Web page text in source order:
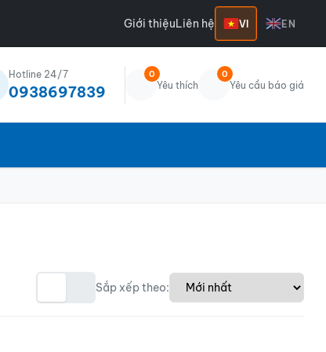
Giới thiệuLiên hệ VI EN
Hotline 24/7
0938697839
0
Yêu thích
0
Yêu cầu báo giá
Sắp xếp theo: